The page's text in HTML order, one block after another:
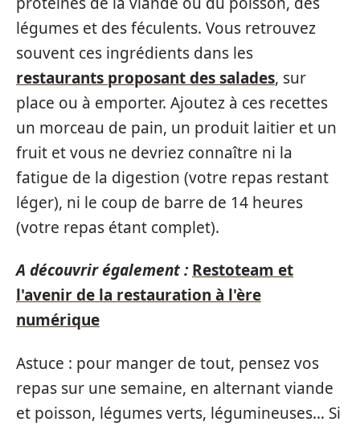
légumes et des féculents. Vous retrouvez
souvent ces ingrédients dans les
restaurants proposant des salades, sur
place ou à emporter. Ajoutez à ces recettes
un morceau de pain, un produit laitier et un
fruit et vous ne devriez connaître ni la
fatigue de la digestion (votre repas restant
léger), ni le coup de barre de 14 heures
(votre repas étant complet).
A découvrir également : Restoteam et
l'avenir de la restauration à l'ère
numérique
Astuce : pour manger de tout, pensez vos
repas sur une semaine, en alternant viande
et poisson, légumes verts, légumineuses… Si